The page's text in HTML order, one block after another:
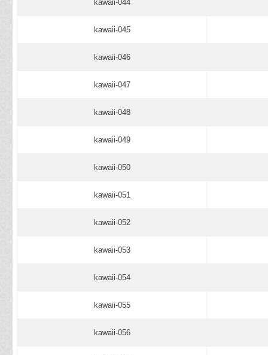
kawaii-044
kawaii-045
kawaii-046
kawaii-047
kawaii-048
kawaii-049
kawaii-050
kawaii-051
kawaii-052
kawaii-053
kawaii-054
kawaii-055
kawaii-056